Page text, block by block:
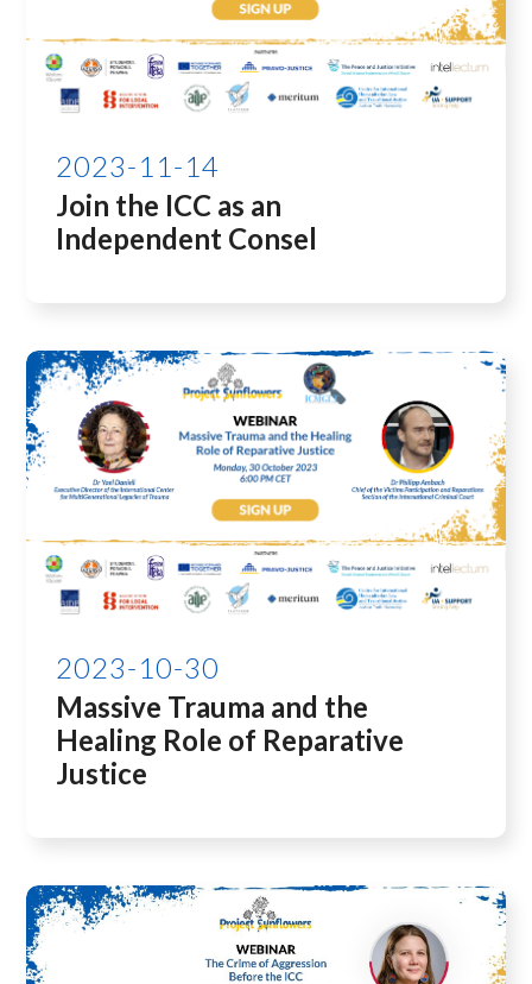
2023-11-14
Join the ICC as an
Independent Consel
2023-10-30
Massive Trauma and the
Healing Role of Reparative
Justice